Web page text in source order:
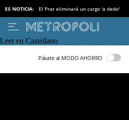
ES NOTICIA: El Prat eliminará un cargo 'a dedo'
Leer en Castellano
Pásate al MODO AHORRO